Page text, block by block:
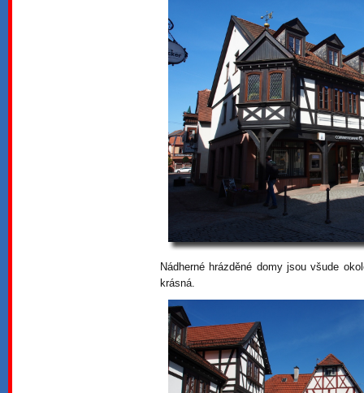
Nádherné hrázděné domy jsou všude
krásná.